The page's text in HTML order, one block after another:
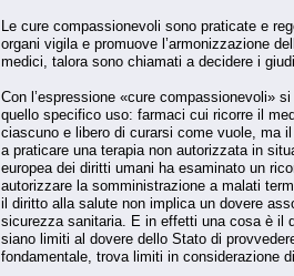
Le cure compassionevoli sono praticate e
organi vigila e promuove l’armonizzazione
medici, talora sono chiamati a decidere i
Con l’espressione «cure compassionevoli»
quello specifico uso: farmaci cui ricorre il
ciascuno e libero di curarsi come vuole, ma
a praticare una terapia non autorizzata in
europea dei diritti umani ha esaminato un
autorizzare la somministrazione a malati
il diritto alla salute non implica un dovere
sicurezza sanitaria. E in effetti una cosa è il
siano limiti al dovere dello Stato di
fondamentale, trova limiti in considerazione